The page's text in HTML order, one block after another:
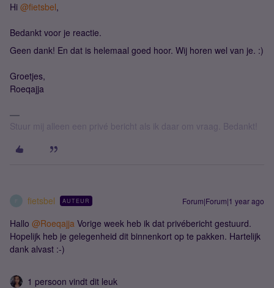
Hi ​ @fietsbel,
Bedankt voor je reactie.
Geen dank! En dat is helemaal goed hoor. Wij horen wel van je. :)
Groetjes,
Roeqajja
Stuur mij alleen een privé bericht als ik daar om vraag. Bedankt!
fietsbel AUTEUR Forum|Forum|1 year ago
Hallo ​ @Roeqajja Vorige week heb ik dat privébericht gestuurd.
Hopelijk heb je gelegenheid dit binnenkort op te pakken. Hartelijk
dank alvast :-)
1 persoon vindt dit leuk